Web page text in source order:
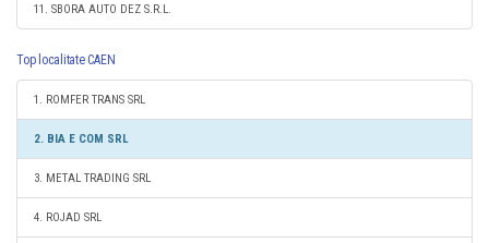
11. SBORA AUTO DEZ S.R.L.
Top localitate CAEN
1. ROMFER TRANS SRL
2. BIA E COM SRL
3. METAL TRADING SRL
4. ROJAD SRL